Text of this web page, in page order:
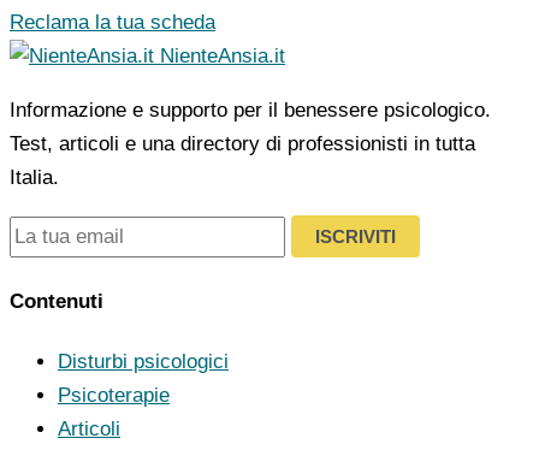
Reclama la tua scheda
NienteAnsia.it
Informazione e supporto per il benessere psicologico.
Test, articoli e una directory di professionisti in tutta
Italia.
ISCRIVITI
Contenuti
Disturbi psicologici
Psicoterapie
Articoli